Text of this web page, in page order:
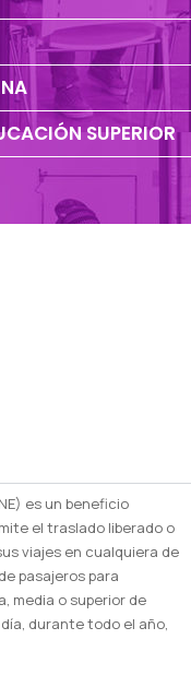
SUPERIOR
es un beneficio
el traslado liberado o
viajes en cualquiera de
pasajeros para
media o superior de
durante todo el año,